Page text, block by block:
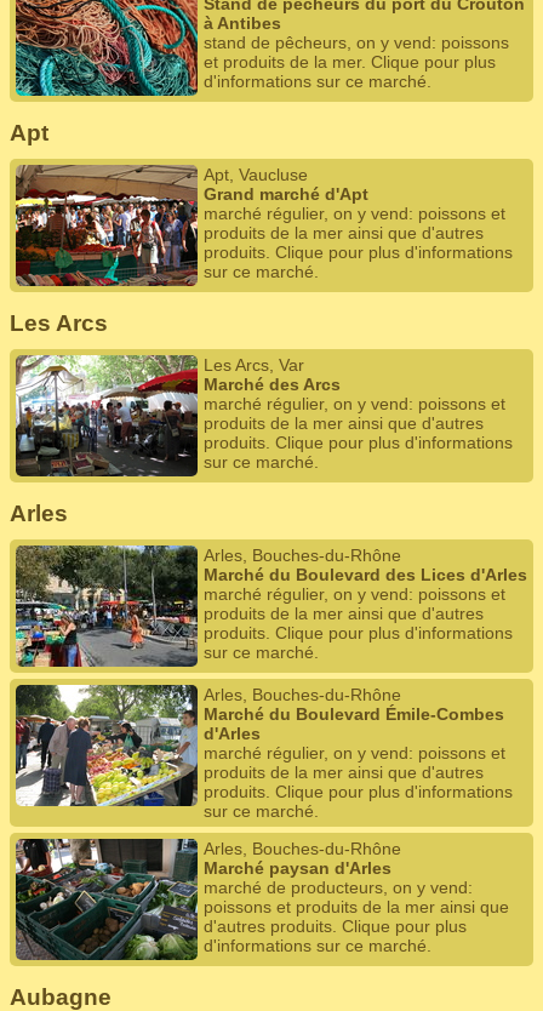
à Antibes
stand de pêcheurs, on y vend: poissons
et produits de la mer. Clique pour plus
d'informations sur ce marché.
Apt
Apt, Vaucluse
Grand marché d'Apt
marché régulier, on y vend: poissons et
produits de la mer ainsi que d'autres
produits. Clique pour plus d'informations
sur ce marché.
Les Arcs
Les Arcs, Var
Marché des Arcs
marché régulier, on y vend: poissons et
produits de la mer ainsi que d'autres
produits. Clique pour plus d'informations
sur ce marché.
Arles
Arles, Bouches-du-Rhône
Marché du Boulevard des Lices d'Arles
marché régulier, on y vend: poissons et
produits de la mer ainsi que d'autres
produits. Clique pour plus d'informations
sur ce marché.
Arles, Bouches-du-Rhône
Marché du Boulevard Émile-Combes
d'Arles
marché régulier, on y vend: poissons et
produits de la mer ainsi que d'autres
produits. Clique pour plus d'informations
sur ce marché.
Arles, Bouches-du-Rhône
Marché paysan d'Arles
marché de producteurs, on y vend:
poissons et produits de la mer ainsi que
d'autres produits. Clique pour plus
d'informations sur ce marché.
Aubagne